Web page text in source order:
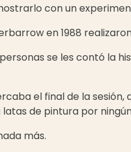
con un
en 1988
se les contó la
el final de la
latas de pintura por
más.